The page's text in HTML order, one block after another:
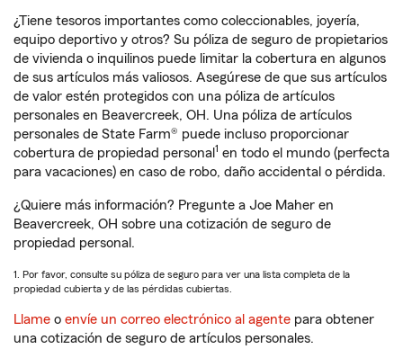
¿Tiene tesoros importantes como coleccionables, joyería,
equipo deportivo y otros? Su póliza de seguro de propietarios
de vivienda o inquilinos puede limitar la cobertura en algunos
de sus artículos más valiosos. Asegúrese de que sus artículos
de valor estén protegidos con una póliza de artículos
personales en Beavercreek, OH. Una póliza de artículos
personales de State Farm® puede incluso proporcionar
cobertura de propiedad personal 1 en todo el mundo (perfecta
para vacaciones) en caso de robo, daño accidental o pérdida.
¿Quiere más información? Pregunte a Joe Maher en
Beavercreek, OH sobre una cotización de seguro de
propiedad personal.
1. Por favor, consulte su póliza de seguro para ver una lista completa de la
propiedad cubierta y de las pérdidas cubiertas.
Llame o envíe un correo electrónico al agente para obtener
una cotización de seguro de artículos personales.